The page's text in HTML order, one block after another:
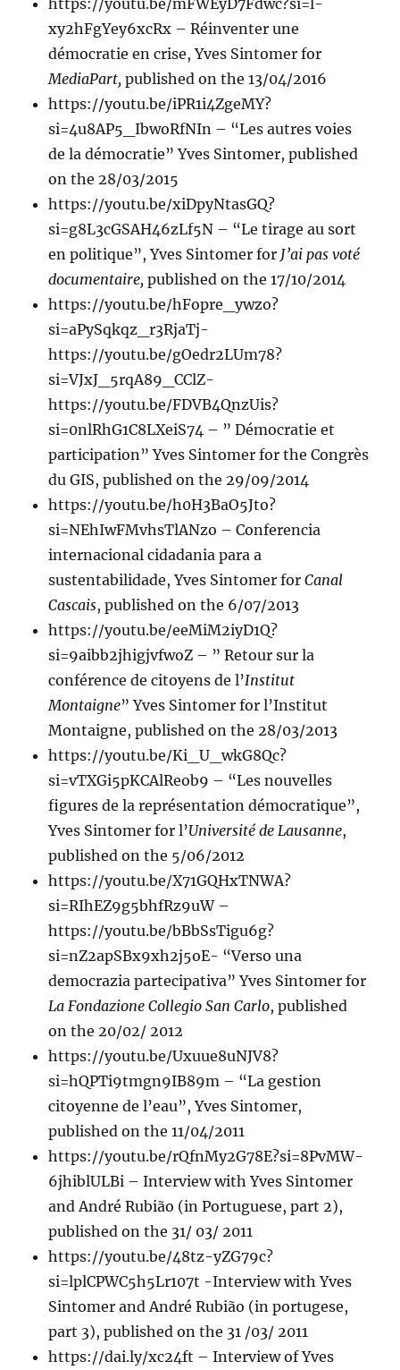
https://youtu.be/mFWEyD7Fdwc?si=l-
xy2hFgYey6xcRx – Réinventer une
démocratie en crise, Yves Sintomer for
MediaPart,published on the 13/04/2016
https://youtu.be/iPR1i4ZgeMY?
si=4u8AP5_IbwoRfNIn – “Les autres voies
de la démocratie” Yves Sintomer, published
on the 28/03/2015
https://youtu.be/xiDpyNtasGQ?
si=g8L3cGSAH46zLf5N – “Le tirage au sort
en politique”, Yves Sintomer for J’ai pas voté
documentaire, published on the 17/10/2014
https://youtu.be/hFopre_ywzo?
si=aPySqkqz_r3RjaTj-
https://youtu.be/gOedr2LUm78?
si=VJxJ_5rqA89_CClZ-
https://youtu.be/FDVB4QnzUis?
si=0nlRhG1C8LXeiS74 – ” Démocratie et
participation” Yves Sintomer for the Congrès
du GIS, published on the 29/09/2014
https://youtu.be/h0H3BaO5Jto?
si=NEhIwFMvhsTlANzo – Conferencia
internacional cidadania para a
sustentabilidade, Yves Sintomer forCanal
Cascais, published on the 6/07/2013
https://youtu.be/eeMiM2iyD1Q?
si=9aibb2jhigjvfwoZ – ” Retour sur la
conférence de citoyens de l’Institut
Montaigne” Yves Sintomer for l’Institut
Montaigne, published on the 28/03/2013
https://youtu.be/Ki_U_wkG8Qc?
si=vTXGi5pKCAlReob9 – “Les nouvelles
figures de la représentation démocratique”,
Yves Sintomer for l’Université de Lausanne,
published on the 5/06/2012
https://youtu.be/X71GQHxTNWA?
si=RIhEZ9g5bhfRz9uW –
https://youtu.be/bBbSsTigu6g?
si=nZ2apSBx9xh2j5oE- “Verso una
democrazia partecipativa” Yves Sintomer for
La Fondazione Collegio San Carlo, published
on the 20/02/ 2012
https://youtu.be/Uxuue8uNJV8?
si=hQPTi9tmgn9IB89m – “La gestion
citoyenne de l’eau”, Yves Sintomer,
published on the 11/04/2011
https://youtu.be/rQfnMy2G78E?si=8PvMW-
6jhiblULBi – Interview with Yves Sintomer
and André Rubião (in Portuguese, part 2),
published on the 31/ 03/ 2011
https://youtu.be/48tz-yZG79c?
si=lplCPWC5h5Lr107t -Interview with Yves
Sintomer and André Rubião (in portugese,
part 3), published on the 31 /03/ 2011
https://dai.ly/xc24ft – Interview of Yves